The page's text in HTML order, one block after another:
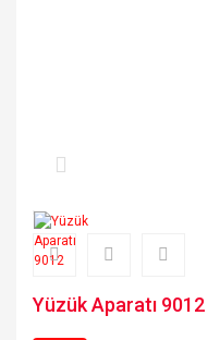
Yüzük Aparatı 9012